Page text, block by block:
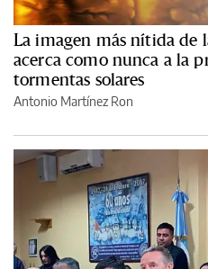
La imagen más nítida de
acerca como nunca a la
tormentas solares
Antonio Martínez Ron